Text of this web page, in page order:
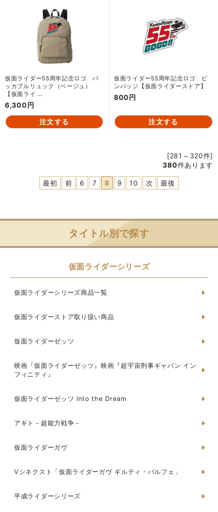
仮面ライダー55周年記念ロゴ パ
ッカブルリュック（ベージュ）
【仮面ライ …
6,300円
仮面ライダー55周年記念ロゴ ピ
ンバッジ【仮面ライダーストア】
800円
[281～320件]
380件あります
最初 前 6 7 8 9 10 次 最後
タイトル別で探す
仮面ライダーシリーズ
仮面ライダーシリーズ商品一覧
仮面ライダーストア取り扱い商品
仮面ライダーゼッツ
映画『仮面ライダーゼッツ』映画『超宇宙刑事ギャバン イン
フィニティ』
仮面ライダーゼッツ Into the Dream
アギト－超能力戦争－
仮面ライダーガヴ
Vシネクスト「仮面ライダーガヴ ギルティ・パルフェ」
平成ライダーシリーズ